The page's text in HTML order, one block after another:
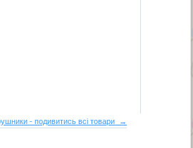
- подивитись всі товари →